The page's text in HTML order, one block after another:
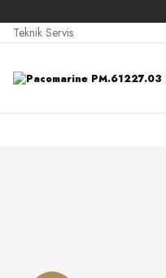
Teknik Servis